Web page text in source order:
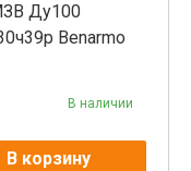
Ду100
Benarmo
В наличии
В корзину